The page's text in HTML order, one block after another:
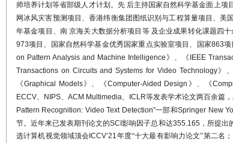
实验室提出的渐进式金字塔通用视觉主干网络
发布的顶会ICCV 2021十大最有影响力论文第二名
实验室研究生陈果、郑寅栋、王甲豪获ECCV
实验室研究生高圣沂、陈喆、陈果获WSDM
实验室渐进式金字塔通用视觉主干网络模型
该论文之前入选ESI高被引，WOS他引频次进入计
路通教授入选2021 年度全国高校计算机专业
展基金会指导与评选）
师培养计划等省部级人才计划。 先 后主持国家自然科学基金面上项
网冰风灾害预测项目、香港纬衡集团图纸识别与工程算量项目、
年基金项目、 南 京海关大数据分析项目 等 及企业成果转化课题四
973项目、国家自然科学基金优秀国家重点实验室项目、国家863
on Pattern Analysis and Machine Intelligence》、《IEEE
Transactions on Circuits and Systems for Video Technology》、
《Graphical Models》、《Computer-Aided Design》、《
ECCV、NIPS、ACM Multimedia、ICLR等发表学术论文两百余篇
Pattern Recognition: Video Text Detection”一部和Springer New
节。近年来已发表期刊论文的SCI影响因子总和达355.165，所提出
选计算机视觉领域顶会 ICCV’21年度“十大最有影响力论文”第二名；